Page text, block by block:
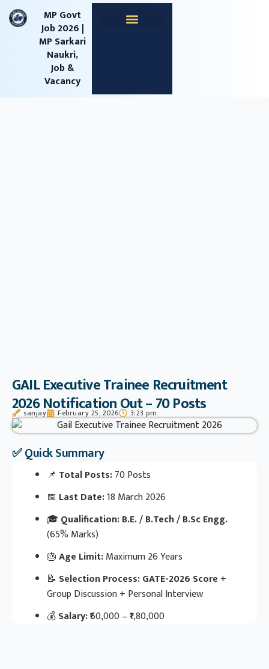
content
MP Govt
Job 2026 |
MP Sarkari
Naukri,
Job &
Vacancy
GAIL Executive Trainee Recruitment
2026 Notification Out – 70 Posts
sanjay February 25, 2026 3:23 pm
✅ Quick Summary
📌 Total Posts:70 Posts
📅 Last Date:18 March 2026
🎓 Qualification:B.E. / B.Tech / B.Sc Engg.
(65% Marks)
🎂Age Limit:Maximum 26 Years
📝 Selection Process:GATE-2026 Score +
Group Discussion + Personal Interview
💰Salary:₹60,000 – ₹1,80,000